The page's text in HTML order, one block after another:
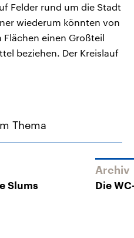
Felder rund um die Stadt
wiederum könnten von
einen Großteil
beziehen. Der Kreislauf
Thema
Slums
Archiv
Die